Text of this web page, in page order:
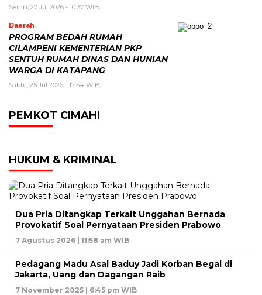
Senin, 27 Jul 2026 - 10:37 WIB
Daerah
PROGRAM BEDAH RUMAH
CILAMPENI KEMENTERIAN PKP
SENTUH RUMAH DINAS DAN HUNIAN
WARGA DI KATAPANG
Sabtu, 25 Jul 2026 - 17:54 WIB
PEMKOT CIMAHI
HUKUM & KRIMINAL
Dua Pria Ditangkap Terkait Unggahan Bernada
Provokatif Soal Pernyataan Presiden Prabowo
7 Agustus 2026 | 11:58 am WIB
Pedagang Madu Asal Baduy Jadi Korban Begal di
Jakarta, Uang dan Dagangan Raib
7 November 2025 | 6:45 pm WIB